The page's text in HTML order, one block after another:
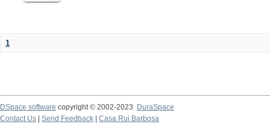
1
DSpace software copyright © 2002-2023
DuraSpace
Contact Us
Send Feedback Casa Rui Barbosa